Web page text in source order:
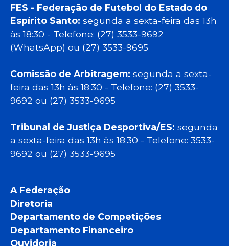
FES - Federação de Futebol do Estado do
Espírito Santo: segunda a sexta-feira das 13h
às 18:30 - Telefone: (27) 3533-9692
(WhatsApp) ou (27) 3533-9695
Comissão de Arbitragem: segunda a sexta-
feira das 13h às 18:30 - Telefone: (27) 3533-
9692 ou (27) 3533-9695
Tribunal de Justiça Desportiva/ES: segunda
a sexta-feira das 13h às 18:30 - Telefone: 3533-
9692 ou (27) 3533-9695
A Federação
Diretoria
Departamento de Competições
Departamento Financeiro
Ouvidoria